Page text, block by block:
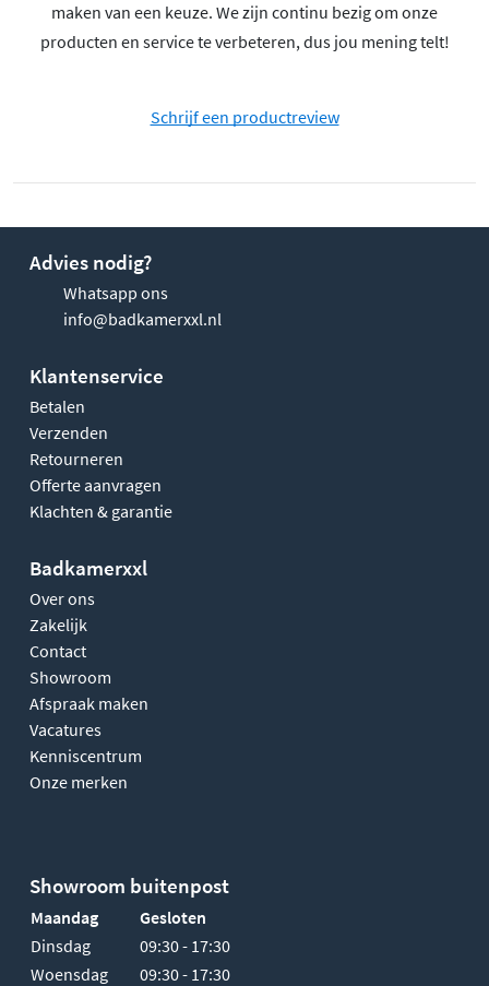
maken van een keuze. We zijn continu bezig om onze
producten en service te verbeteren, dus jou mening telt!
Schrijf een productreview
Advies nodig?
Whatsapp ons
info@badkamerxxl.nl
Klantenservice
Betalen
Verzenden
Retourneren
Offerte aanvragen
Klachten & garantie
Badkamerxxl
Over ons
Zakelijk
Contact
Showroom
Afspraak maken
Vacatures
Kenniscentrum
Onze merken
Showroom buitenpost
Maandag
Gesloten
Dinsdag
09:30 - 17:30
Woensdag
09:30 - 17:30